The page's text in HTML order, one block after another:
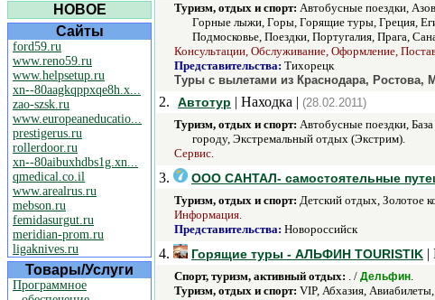
НОВОЕ
Сайты
ford59.ru
www.reno59.ru
www.helpsetup.ru
xn--80aagkqppxqe8h.x...
zao-szsk.ru
www.europeaneducatio...
prestigerus.ru
rollerdoor.ru
xn--80aibuxhdbs1g.xn...
qmedical.co.il
www.arealrus.ru
mebson.ru
femidasurgut.ru
meridian-prom.ru
ligaknives.ru
Товары/Услуги
Программное
Туризм, отдых и спорт: Автобусные поездки,
Горные лыжи, Горы, Горящие туры, Греция,
Подмосковье, Поездки, Португалия, Прага,
Консультации, Обслуживание, Оформление,
Представительства: Тихорецк
Туры с вылетами из Краснодара,
2. Автотур | Находка | (28.02.2011)
Туризм, отдых и спорт: Автобусные поездки,
городу, Экстремальный отдых (Экстрим).
Сервис.
3. ООО САНТАЛ- самостоятельные
Туризм, отдых и спорт: Детский отдых, Золотое
Информация.
Представительства: Новороссийск
4. Горящие туры - АЛЬФИН TOURISTIK |
Спорт, туризм, активный отдых: . / Дельфин.
Туризм, отдых и спорт: VIP, Абхазия,